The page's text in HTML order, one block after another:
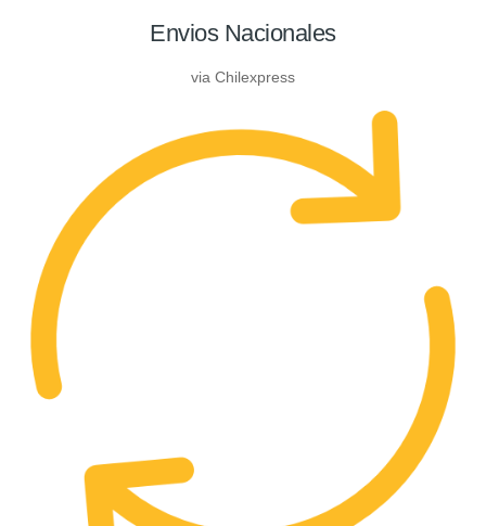
Envios Nacionales
via Chilexpress